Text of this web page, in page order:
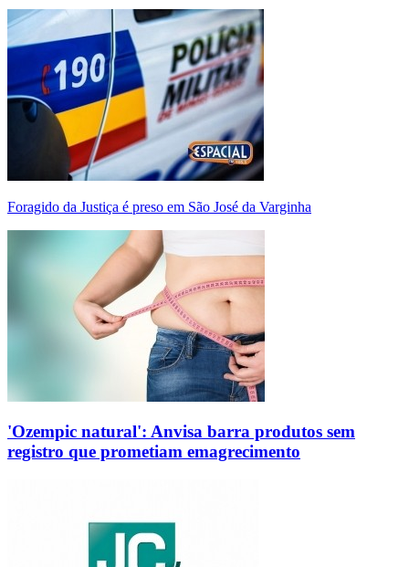
Foragido da Justiça é preso em São José da Varginha
'Ozempic natural': Anvisa barra produtos sem
registro que prometiam emagrecimento